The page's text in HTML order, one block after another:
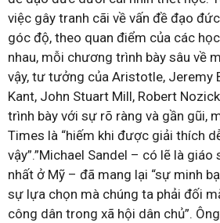
việc gây tranh cãi về vấn đề đạo
góc độ, theo quan điểm của các
nhau, mỗi chương trình bày sâu về
vậy, tư tưởng của Aristotle, Jeremy
Kant, John Stuart Mill, Robert
trình bày với sự rõ ràng và gần gũi,
Times là “hiếm khi được giải thích
vậy”.”Michael Sandel – có lẽ là
nhất ở Mỹ – đã mang lại “sự minh
sự lựa chọn mà chúng ta phải đối
công dân trong xã hội dân chủ”.